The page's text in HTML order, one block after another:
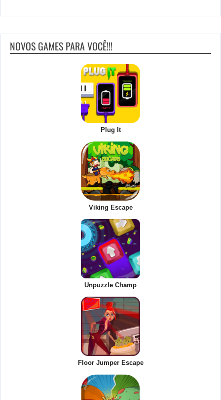
NOVOS GAMES PARA VOCÊ!!!
Plug It
Viking Escape
Unpuzzle Champ
Floor Jumper Escape